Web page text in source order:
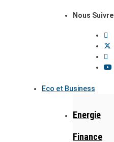
Nous Suivre
Eco et Business
Energie
Finance